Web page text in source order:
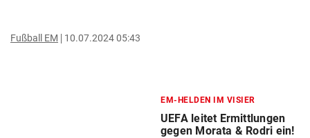
Fußball EM 10.07.2024 05:43
EM-HELDEN IM VISIER
UEFA leitet Ermittlungen
gegen Morata & Rodri ein!